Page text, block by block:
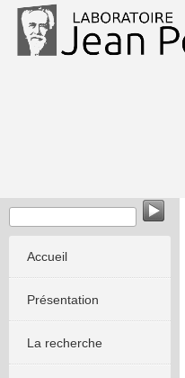
Accueil
Présentation
La recherche